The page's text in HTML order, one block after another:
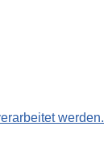
werden.